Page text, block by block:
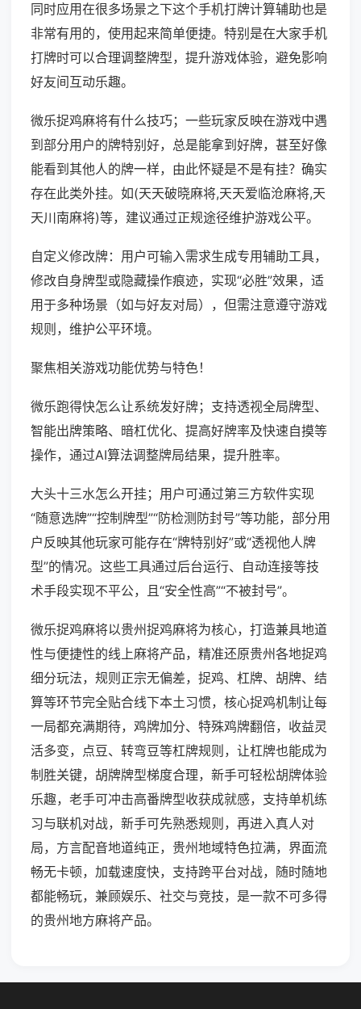
同时应用在很多场景之下这个手机打牌计算辅助也是
非常有用的，使用起来简单便捷。特别是在大家手机
打牌时可以合理调整牌型，提升游戏体验，避免影响
好友间互动乐趣。
微乐捉鸡麻将有什么技巧；一些玩家反映在游戏中遇
到部分用户的牌特别好，总是能拿到好牌，甚至好像
能看到其他人的牌一样，由此怀疑是不是有挂？确实
存在此类外挂。如(天天破晓麻将,天天爱临沧麻将,天
天川南麻将)等，建议通过正规途径维护游戏公平。
自定义修改牌：用户可输入需求生成专用辅助工具，
修改自身牌型或隐藏操作痕迹，实现“必胜”效果，适
用于多种场景（如与好友对局），但需注意遵守游戏
规则，维护公平环境。
聚焦相关游戏功能优势与特色！
微乐跑得快怎么让系统发好牌；支持透视全局牌型、
智能出牌策略、暗杠优化、提高好牌率及快速自摸等
操作，通过AI算法调整牌局结果，提升胜率。
大头十三水怎么开挂；用户可通过第三方软件实现
“随意选牌”“控制牌型”“防检测防封号”等功能，部分用
户反映其他玩家可能存在“牌特别好”或“透视他人牌
型”的情况。这些工具通过后台运行、自动连接等技
术手段实现不平公，且“安全性高”“不被封号”。
微乐捉鸡麻将以贵州捉鸡麻将为核心，打造兼具地道
性与便捷性的线上麻将产品，精准还原贵州各地捉鸡
细分玩法，规则正宗无偏差，捉鸡、杠牌、胡牌、结
算等环节完全贴合线下本土习惯，核心捉鸡机制让每
一局都充满期待，鸡牌加分、特殊鸡牌翻倍，收益灵
活多变，点豆、转弯豆等杠牌规则，让杠牌也能成为
制胜关键，胡牌牌型梯度合理，新手可轻松胡牌体验
乐趣，老手可冲击高番牌型收获成就感，支持单机练
习与联机对战，新手可先熟悉规则，再进入真人对
局，方言配音地道纯正，贵州地域特色拉满，界面流
畅无卡顿，加载速度快，支持跨平台对战，随时随地
都能畅玩，兼顾娱乐、社交与竞技，是一款不可多得
的贵州地方麻将产品。